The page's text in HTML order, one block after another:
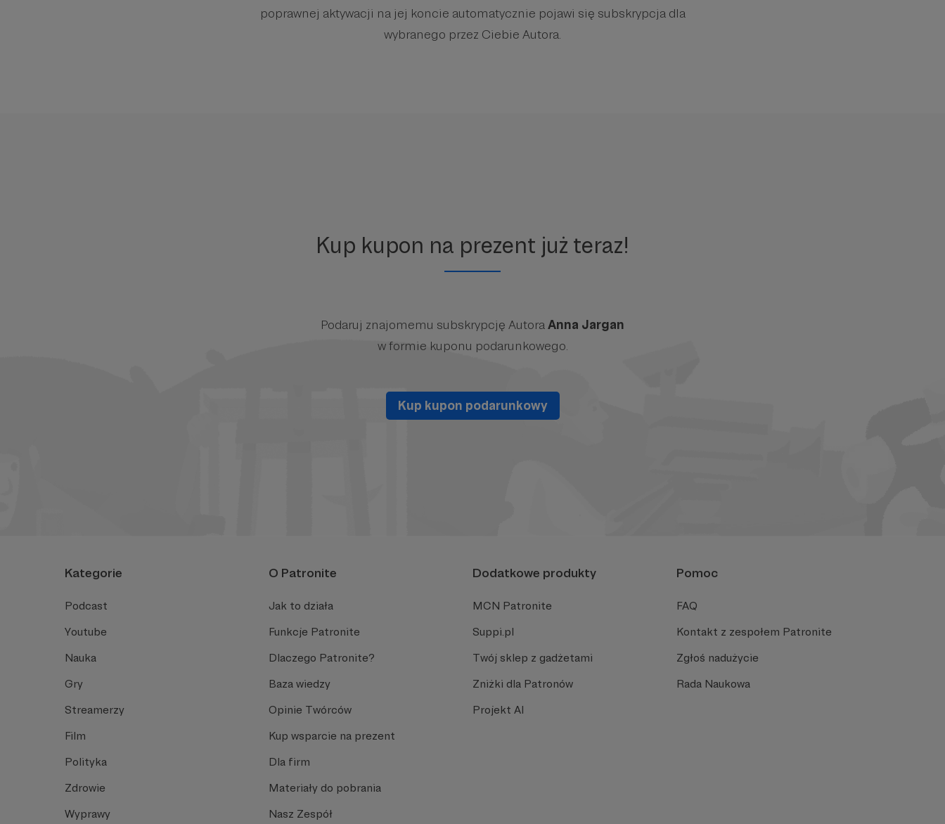
poprawnej aktywacji na jej koncie automatycznie pojawi się subskrypcja dla
wybranego przez Ciebie Autora.
Kup kupon na prezent już teraz!
Podaruj znajomemu subskrypcję Autora Anna Jargan
w formie kuponu podarunkowego.
Kup kupon podarunkowy
Kategorie
Podcast
Youtube
Nauka
Gry
Streamerzy
Film
Polityka
Zdrowie
Wyprawy
O Patronite
Jak to działa
Funkcje Patronite
Dlaczego Patronite?
Baza wiedzy
Opinie Twórców
Kup wsparcie na prezent
Dla firm
Materiały do pobrania
Nasz Zespół
Dodatkowe produkty
MCN Patronite
Suppi.pl
Twój sklep z gadżetami
Zniżki dla Patronów
Projekt AI
Pomoc
FAQ
Kontakt z zespołem Patronite
Zgłoś nadużycie
Rada Naukowa